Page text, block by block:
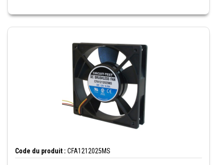
Code du produit : CFA1212025MS